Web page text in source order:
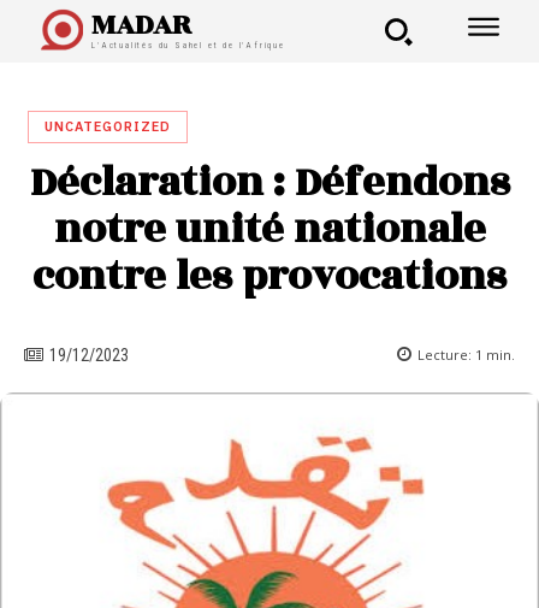
MADAR
L'Actualités du Sahel et de l'Afrique
UNCATEGORIZED
Déclaration : Défendons
notre unité nationale
contre les provocations
19/12/2023 Lecture: 1 min.